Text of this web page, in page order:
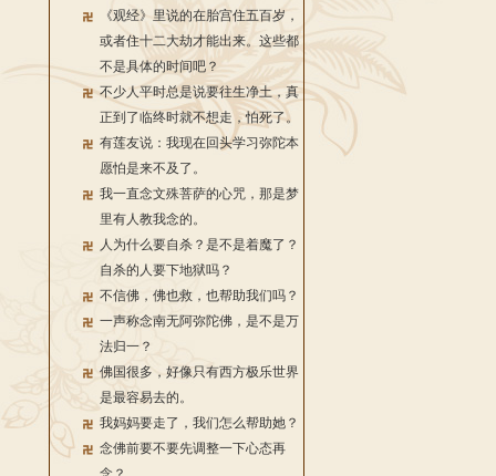
《观经》里说的在胎宫住五百岁，
或者住十二大劫才能出来。这些都
不是具体的时间吧？
不少人平时总是说要往生净土，真
正到了临终时就不想走，怕死了。
有莲友说：我现在回头学习弥陀本
愿怕是来不及了。
我一直念文殊菩萨的心咒，那是梦
里有人教我念的。
人为什么要自杀？是不是着魔了？
自杀的人要下地狱吗？
不信佛，佛也救，也帮助我们吗？
一声称念南无阿弥陀佛，是不是万
法归一？
佛国很多，好像只有西方极乐世界
是最容易去的。
我妈妈要走了，我们怎么帮助她？
念佛前要不要先调整一下心态再